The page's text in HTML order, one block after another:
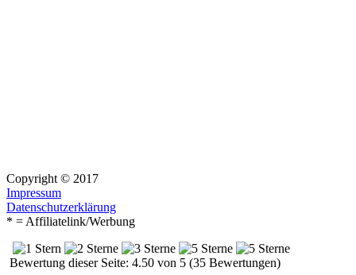
Copyright © 2017
Impressum
Datenschutzerklärung
* = Affiliatelink/Werbung
Bewertung dieser Seite: 4.50 von 5 (35 Bewertungen)